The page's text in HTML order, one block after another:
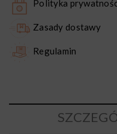
Polityka
Zasady dostawy
Regulamin